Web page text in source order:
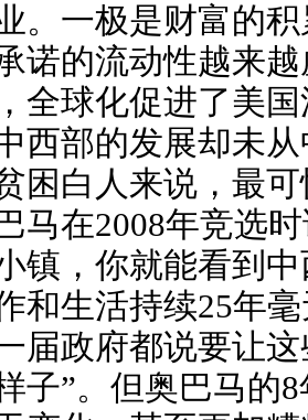
。一极是财富的
诺的流动性越来
全球化促进了美
西部的发展却未
困白人来说，最
马在2008年竞选
镇，你就能看到
和生活持续25年
届政府都说要让
子”。但奥巴马的